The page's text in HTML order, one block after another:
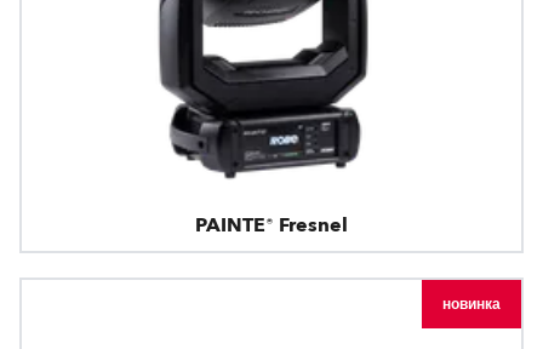
PAINTE® Fresnel
новинка